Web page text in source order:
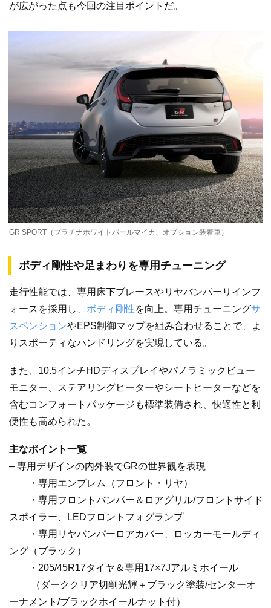
が広がった点も今回の注目ポイントだ。
GR SPORT（プラチナホワイトパールマイカ、オプション装着車）
ボディ剛性や足まわりを専用チューニング
走行性能では、専用床下ブレースやリヤバンパーリインフ
ォースを採用し、 ボディ剛性を向上。専用チューニングサ
スペンションやEPS制御マップを組み合わせることで、よ
りスポーティなハンドリングを実現している。
また、10.5インチHDディスプレイやパノラミックビュー
モニター、ステアリングヒーターやシートヒーターなどを
含むコンフォートパッケージも標準装備され、快適性と利
便性も高められた。
主なポイント一覧
– 専用デザインの内外装でGRの世界観を表現
・専用エンブレム（フロント・リヤ）
・専用フロントバンパー＆ロアグリル/フロントサイド
スポイラー、LEDフロントフォグランプ
・専用リヤバンパーロアカバー、ロッカーモールディ
ング（ブラック）
・205/45R17タイヤ＆専用17×7Jアルミホイール
（ダーククリア切削光輝＋ブラック塗装/センターオ
ーナメント/ブラックホイールナット付）